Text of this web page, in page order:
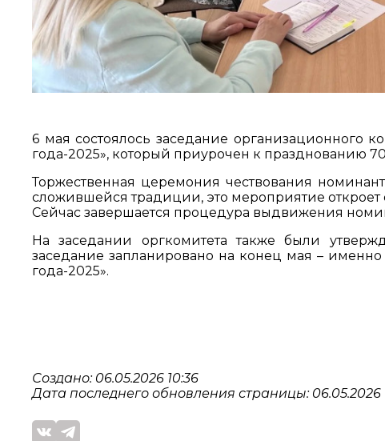
6 мая состоялось заседание организационного
года-2025», который приурочен к празднованию
Торжественная церемония чествования
сложившейся традиции, это мероприятие
Сейчас завершается процедура выдвижения
На заседании оргкомитета также были
заседание запланировано на конец мая –
года-2025».
Создано: 06.05.2026 10:36
Дата последнего обновления страницы: 06.05.2026